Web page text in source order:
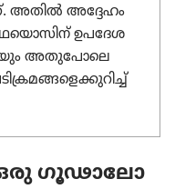
അദ്ദേഹം
ഉപദേ​ശ​
അതു​പോ​ലെ
ഗൂഢാ​ലോ​